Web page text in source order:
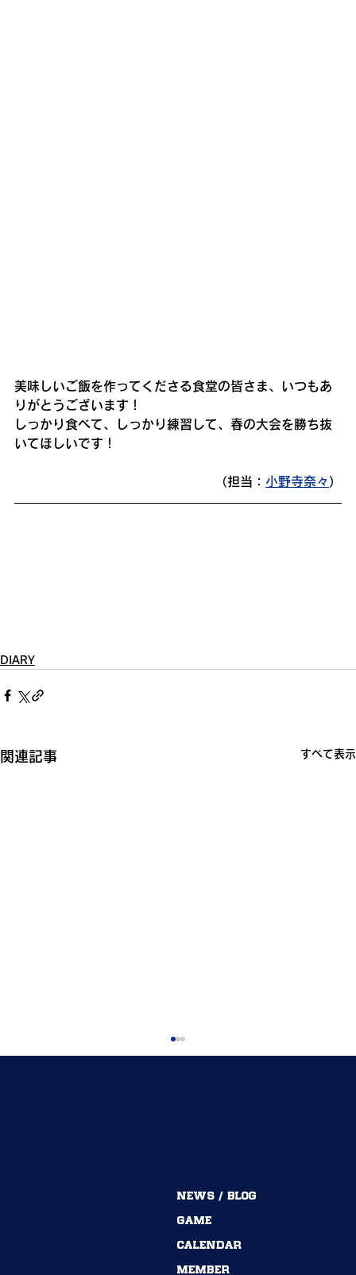
美味しいご飯を作ってくださる食堂の皆さま、いつもあ
りがとうございます！
しっかり食べて、しっかり練習して、春の大会を勝ち抜
いてほしいです！
（担当： 小野寺奈々 ）
DIARY
関連記事 すべて表示
54期→55期｜ありがとうございました！
NEWS / BLOG
GAME
CALENDAR
MEMBER